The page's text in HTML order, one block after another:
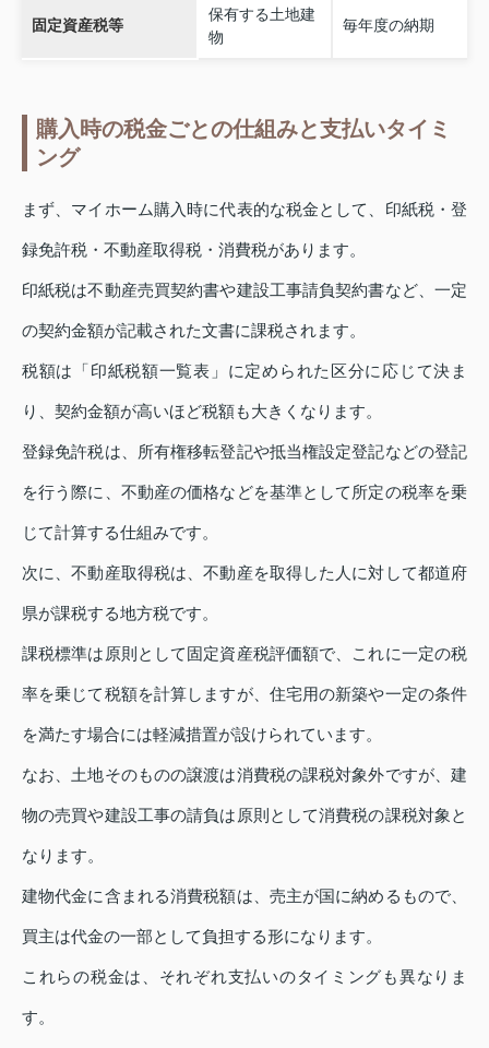
固定資産税等
保有する土地建
物
毎年度の納期
購入時の税金ごとの仕組みと支払いタイミ
ング
まず、マイホーム購入時に代表的な税金として、印紙税・登
録免許税・不動産取得税・消費税があります。
印紙税は不動産売買契約書や建設工事請負契約書など、一定
の契約金額が記載された文書に課税されます。
税額は「印紙税額一覧表」に定められた区分に応じて決ま
り、契約金額が高いほど税額も大きくなります。
登録免許税は、所有権移転登記や抵当権設定登記などの登記
を行う際に、不動産の価格などを基準として所定の税率を乗
じて計算する仕組みです。
次に、不動産取得税は、不動産を取得した人に対して都道府
県が課税する地方税です。
課税標準は原則として固定資産税評価額で、これに一定の税
率を乗じて税額を計算しますが、住宅用の新築や一定の条件
を満たす場合には軽減措置が設けられています。
なお、土地そのものの譲渡は消費税の課税対象外ですが、建
物の売買や建設工事の請負は原則として消費税の課税対象と
なります。
建物代金に含まれる消費税額は、売主が国に納めるもので、
買主は代金の一部として負担する形になります。
これらの税金は、それぞれ支払いのタイミングも異なりま
す。